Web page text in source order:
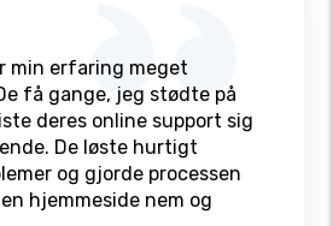
min erfaring meget
få gange, jeg stødte på
deres online support sig
De løste hurtigt
og gjorde processen
hjemmeside nem og